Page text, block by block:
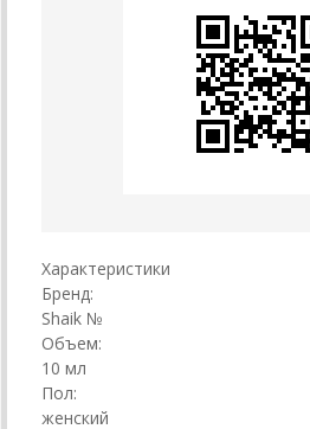
Характеристики
Бренд:
Shaik №
Объем:
10 мл
Пол:
женский